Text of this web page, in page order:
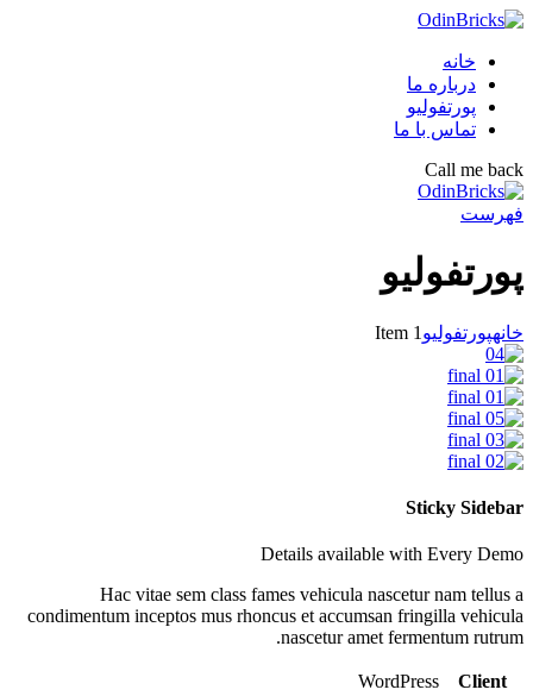
خانه
درباره ما
پورتفولیو
تماس با ما
Call me back
فهرست
پورتفولیو
خانهپورتفولیو Item 1
Sticky Sidebar
Details available with Every Demo
Hac vitae sem class fames vehicula nascetur nam tellus a
condimentum inceptos mus rhoncus et accumsan fringilla vehicula
nascetur amet fermentum rutrum.
Client
WordPress